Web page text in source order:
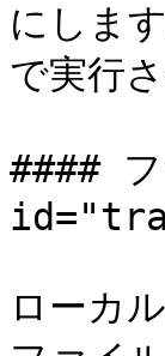
にしま
で実行
####
ローカ